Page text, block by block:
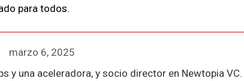
para todos.
marzo 6, 2025
y una aceleradora, y socio director en Newtopia VC.